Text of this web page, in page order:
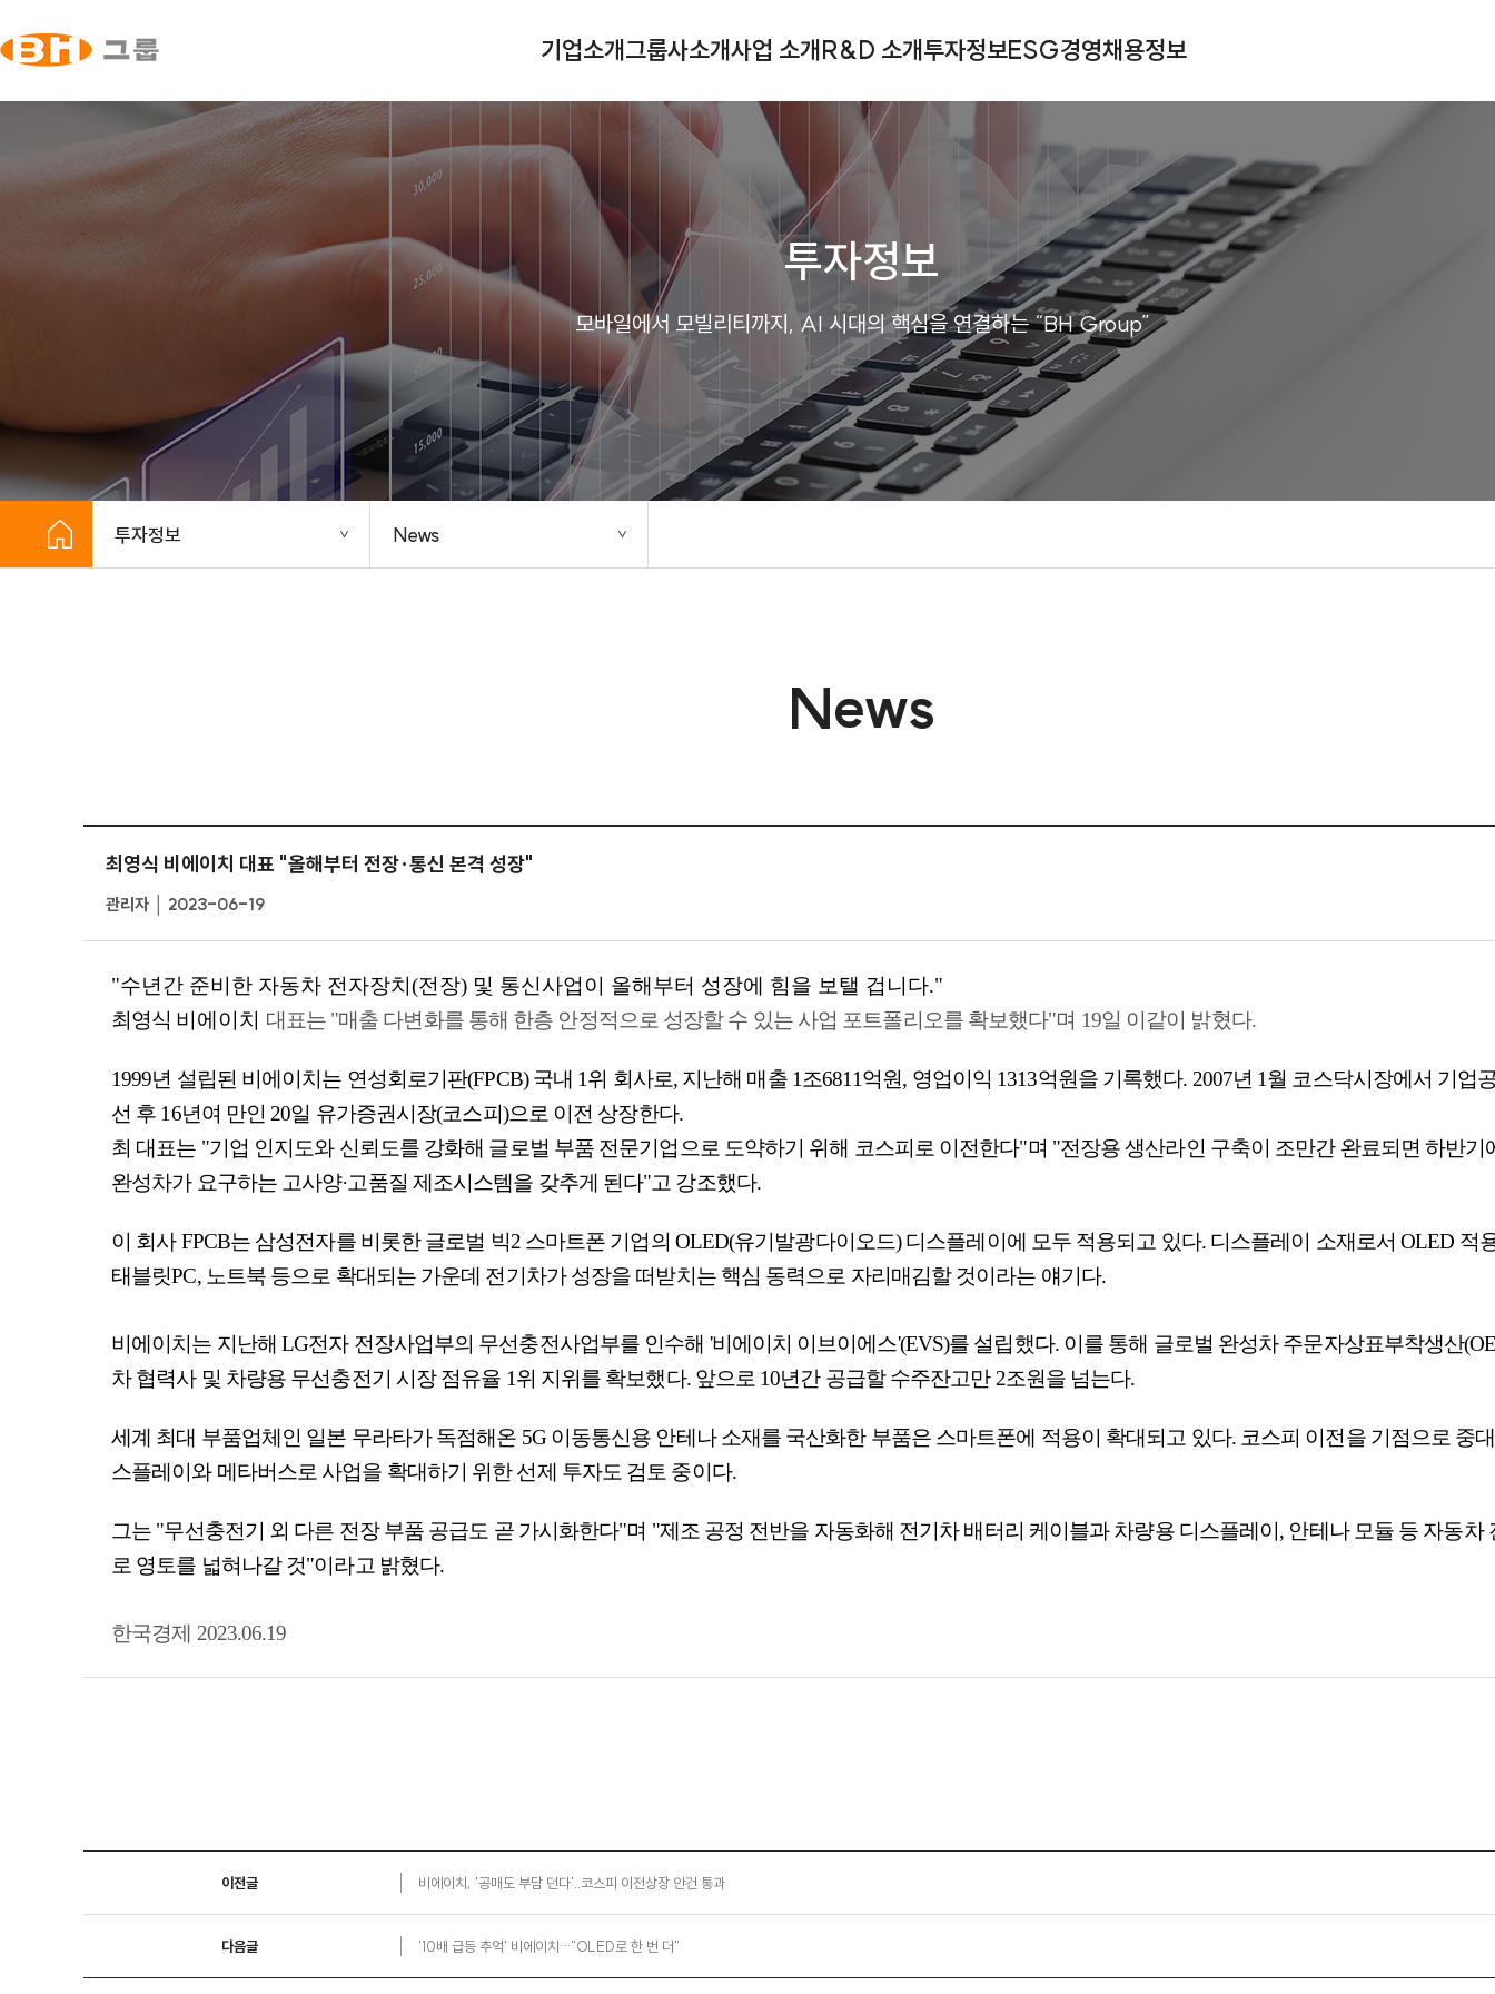
기업소개그룹사소개사업 소개 R&D 소개투자정보ESG경영채용정보
투자정보
모바일에서 모빌리티까지, AI 시대의 핵심을 연결하는 “BH Group”
투자정보 News
News
최영식 비에이치 대표 "올해부터 전장·통신 본격 성장"
관리자 │ 2023-06-19
"수년간 준비한 자동차 전자장치(전장) 및 통신사업이 올해부터 성장에 힘을 보탤 겁니다."
최영식 비에이치 대표는 "매출 다변화를 통해 한층 안정적으로 성장할 수 있는 사업 포트폴리오를 확보했다"며 19일 이같이 밝혔다.
1999년 설립된 비에이치는 연성회로기판(FPCB) 국내 1위 회사로, 지난해 매출 1조6811억원, 영업이익 1313억원을 기록했다. 2007년 1월 코스닥시장에서 기업
선 후 16년여 만인 20일 유가증권시장(코스피)으로 이전 상장한다.
최 대표는 "기업 인지도와 신뢰도를 강화해 글로벌 부품 전문기업으로 도약하기 위해 코스피로 이전한다"며 "전장용 생산라인 구축이 조만간 완료되면 하반기
완성차가 요구하는 고사양·고품질 제조시스템을 갖추게 된다"고 강조했다.
이 회사 FPCB는 삼성전자를 비롯한 글로벌 빅2 스마트폰 기업의 OLED(유기발광다이오드) 디스플레이에 모두 적용되고 있다. 디스플레이 소재로서 OLED 적
태블릿PC, 노트북 등으로 확대되는 가운데 전기차가 성장을 떠받치는 핵심 동력으로 자리매김할 것이라는 얘기다.
비에이치는 지난해 LG전자 전장사업부의 무선충전사업부를 인수해 '비에이치 이브이에스'(EVS)를 설립했다. 이를 통해 글로벌 완성차 주문자상표부착생산
차 협력사 및 차량용 무선충전기 시장 점유율 1위 지위를 확보했다. 앞으로 10년간 공급할 수주잔고만 2조원을 넘는다.
세계 최대 부품업체인 일본 무라타가 독점해온 5G 이동통신용 안테나 소재를 국산화한 부품은 스마트폰에 적용이 확대되고 있다. 코스피 이전을 기점으로 중
스플레이와 메타버스로 사업을 확대하기 위한 선제 투자도 검토 중이다.
그는 "무선충전기 외 다른 전장 부품 공급도 곧 가시화한다"며 "제조 공정 전반을 자동화해 전기차 배터리 케이블과 차량용 디스플레이, 안테나 모듈 등 자동차
로 영토를 넓혀나갈 것"이라고 밝혔다.
한국경제 2023.06.19
이전글 비에이치, '공매도 부담 던다'..코스피 이전상장 안건 통과
다음글 '10배 급등 추억' 비에이치…"OLED로 한 번 더"